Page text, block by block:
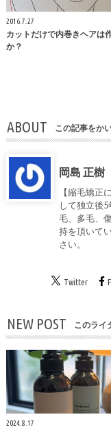
2016.7.27
カットだけで内巻きヘアは
か？
ABOUT この記事をか
岡島 正樹
【縮毛矯正
して独立後
毛、多毛、
持を頂いて
さい。
Twitter
NEW POST このライ
2024.8.17